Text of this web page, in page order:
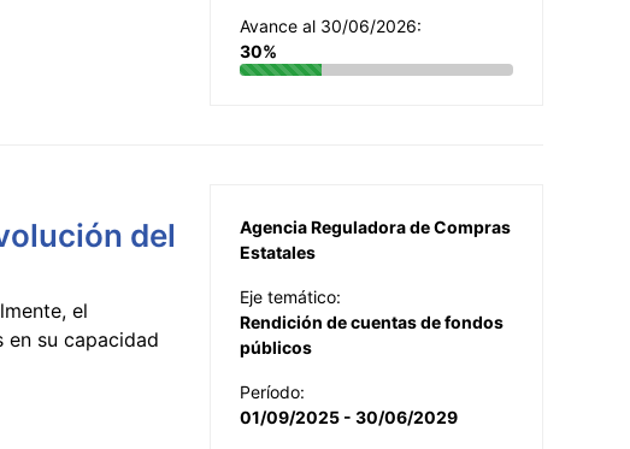
Avance al 30/06/2026:
30%
del
el
en su capacidad
Agencia Reguladora de Compras
Estatales
Eje temático:
Rendición de cuentas de fondos
públicos
Período:
01/09/2025 - 30/06/2029